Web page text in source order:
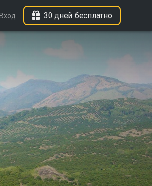
Вход 30 дней бесплатно